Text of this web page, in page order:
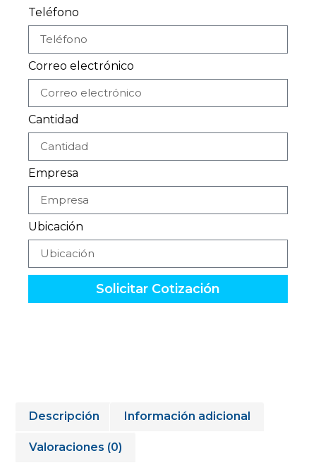
Teléfono
Correo electrónico
Cantidad
Empresa
Ubicación
Solicitar Cotización
Descripción Información adicional
Valoraciones (0)